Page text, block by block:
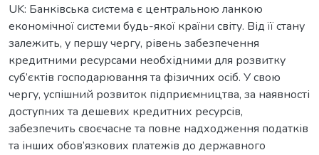
UK: Банківська система є центральною ланкою
економічної системи будь-якої країни світу. Від її стану
залежить, у першу чергу, рівень забезпечення
кредитними ресурсами необхідними для розвитку
суб’єктів господарювання та фізичних осіб. У свою
чергу, успішний розвиток підприємництва, за наявності
доступних та дешевих кредитних ресурсів,
забезпечить своєчасне та повне надходження податків
та інших обов’язкових платежів до державного